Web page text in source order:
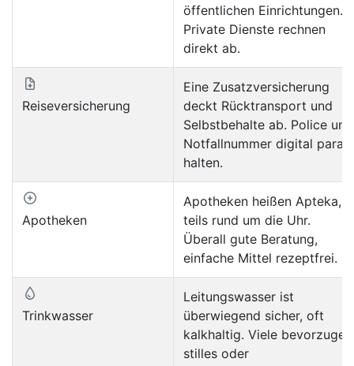
öffentlichen Einrichtungen.
Private Dienste rechnen
direkt ab.
Reiseversicherung
Eine Zusatzversicherung
deckt Rücktransport und
Selbstbehalte ab. Police und
Notfallnummer digital parat
halten.
Apotheken
Apotheken heißen Apteka,
teils rund um die Uhr.
Überall gute Beratung,
einfache Mittel rezeptfrei.
Trinkwasser
Leitungswasser ist
überwiegend sicher, oft
kalkhaltig. Viele bevorzugen
stilles oder